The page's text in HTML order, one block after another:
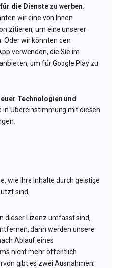
die Dienste zu werben.
wir eine von Ihnen
zitieren, um eine unserer
Oder wir könnten den
verwenden, die Sie im
um für Google Play zu
Technologien und
in Übereinstimmung mit diesen
wie Ihre Inhalte durch geistige
sind.
dieser Lizenz umfasst sind,
dann werden unsere
Ablauf eines
nicht mehr öffentlich
gibt es zwei Ausnahmen: